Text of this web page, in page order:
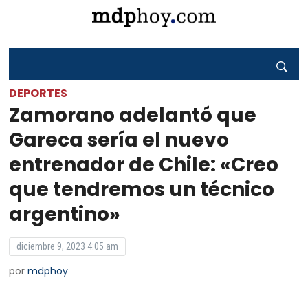
DEPORTES
Zamorano adelantó que
Gareca sería el nuevo
entrenador de Chile: «Creo
que tendremos un técnico
argentino»
diciembre 9, 2023 4:05 am
pormdphoy